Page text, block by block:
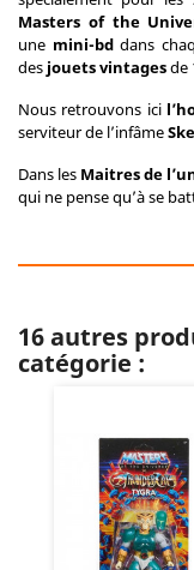
Masters of the
une mini-bddans
des jouets vintagesde
Nous retrouvons ici l
serviteur de l’infâme
Dans les Maitres de
qui ne pense qu’à se
16 autres
catégorie :